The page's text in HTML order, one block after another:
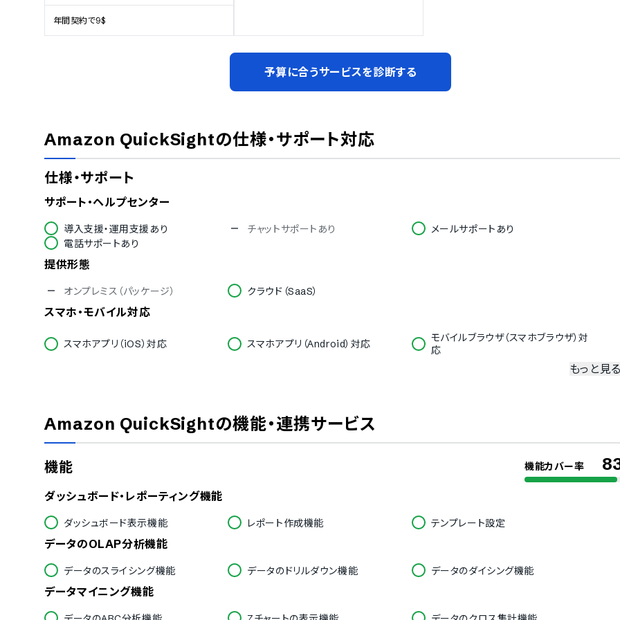
年間契約で9$
予算に合うサービスを診断する
Amazon QuickSightの仕様・サポート対応
仕様・サポート
サポート・ヘルプセンター
導入支援・運用支援あり チャットサポートあり
メールサポートあり
電話サポートあり
提供形態
オンプレミス（パッケージ） クラウド（SaaS）
スマホ・モバイル対応
スマホアプリ（iOS）対応 スマホアプリ（Android）対応
モバイルブラウザ（スマホブラウザ）対
応
シングルサインオン
対応言語
中国語
ドイツ語
ノルウェー語
ポルトガル語
ロシア語
アラビア語
ハンガリー語
ポーランド語
トルコ語
ベトナム語
もっと見る
Amazon QuickSightの機能・連携サービス
機能 機能カバー率
ダッシュボード・レポーティング機能
ダッシュボード表示機能 レポート作成機能 テンプレート設定
データのOLAP分析機能
データのスライシング機能 データのドリルダウン機能 データのダイシング機能
データマイニング機能